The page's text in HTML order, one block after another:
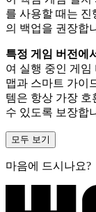
를 사용할 때는 진
의 백업을 권장합
특정 게임 버전에
여 실행 중인 게임
맵과 스마트 가이
템은 항상 가장
수 있도록 보장합
모두 보기
마음에 드시나요?